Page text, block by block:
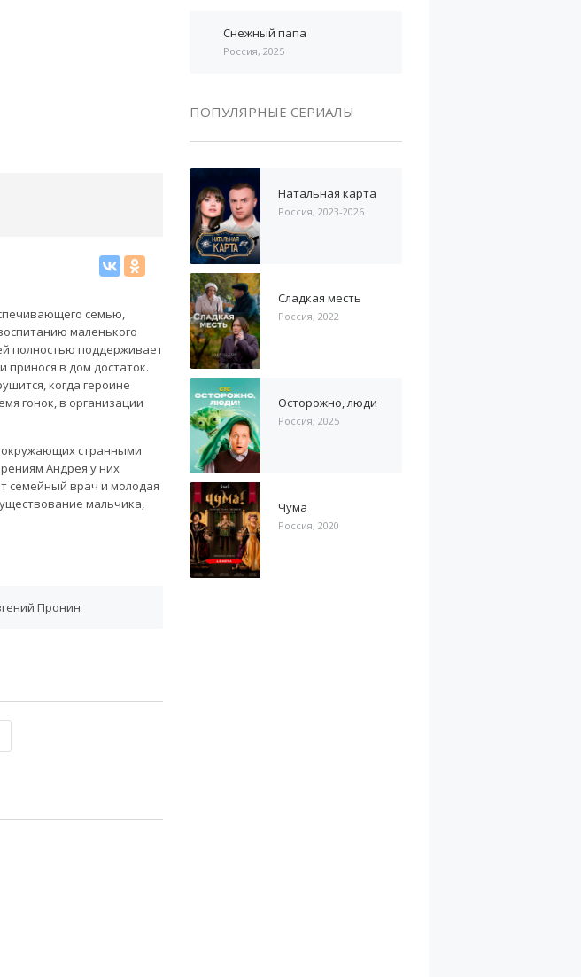
семью,
маленького
полностью поддерживает
принося в дом достаток.
когда героине
гонок, в организации
окружающих странными
Андрея у них
семейный врач и молодая
мальчика,
Пронин
Снежный папа
Россия, 2025
ПОПУЛЯРНЫЕ СЕРИАЛЫ
Натальная карта
Россия, 2023-2026
Сладкая месть
Россия, 2022
Осторожно, люди
Россия, 2025
Чума
Россия, 2020